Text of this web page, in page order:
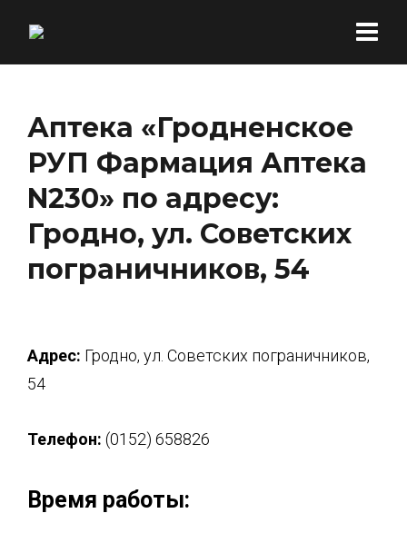
Аптека «Гродненское
РУП Фармация Аптека
N230» по адресу:
Гродно, ул. Советских
пограничников, 54
Адрес: Гродно, ул. Советских пограничников,
54
Телефон: (0152) 658826
Время работы: